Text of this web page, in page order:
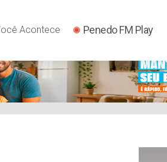
Acontece Penedo FM Play